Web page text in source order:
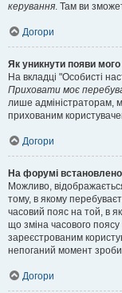
керування. Там ви
Догори
Як уникнути появи
На вкладці "Особисті
Приховати моє
лише адміністраторам,
прихованим
Догори
На форумі
Можливо,
тому, в якому
часовий пояс на той, в
що зміна часового
зареєстрованим
непоганий момент
Догори